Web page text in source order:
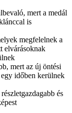
mert a medál
is
megfelelnek a
elvárásoknak
mert az új öntési
időben kerülnek
és